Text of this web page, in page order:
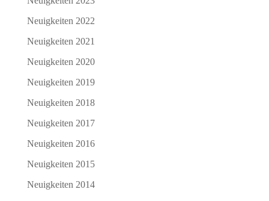
Neuigkeiten 2022
Neuigkeiten 2021
Neuigkeiten 2020
Neuigkeiten 2019
Neuigkeiten 2018
Neuigkeiten 2017
Neuigkeiten 2016
Neuigkeiten 2015
Neuigkeiten 2014